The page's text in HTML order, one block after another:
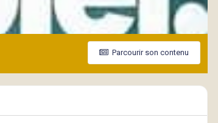
Parcourir son contenu